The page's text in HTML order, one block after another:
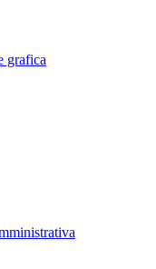
grafica